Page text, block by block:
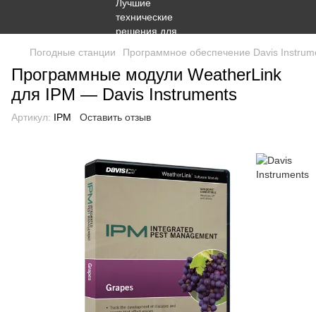
Погодные станции Программное обеспечение Davis
Программные модули WeatherLink
для IPM — Davis Instruments
Артикул: IPM Оставить отзыв